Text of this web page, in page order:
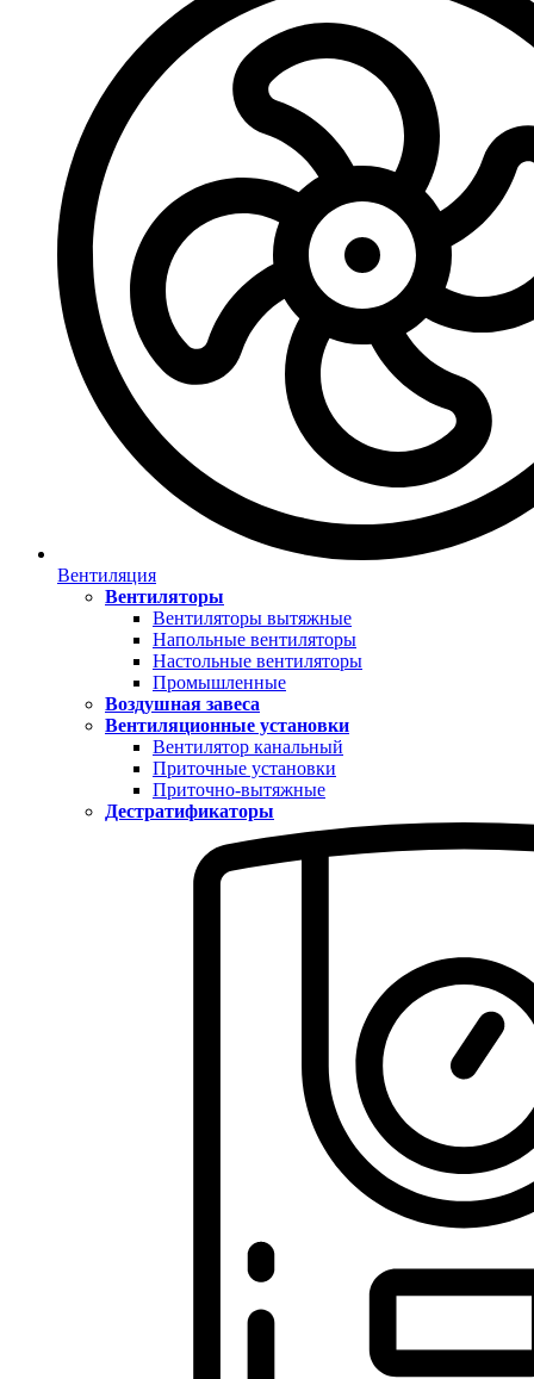
Вентиляция
Вентиляторы
Вентиляторы вытяжные
Напольные вентиляторы
Настольные вентиляторы
Промышленные
Воздушная завеса
Вентиляционные установки
Вентилятор канальный
Приточные установки
Приточно-вытяжные
Дестратификаторы